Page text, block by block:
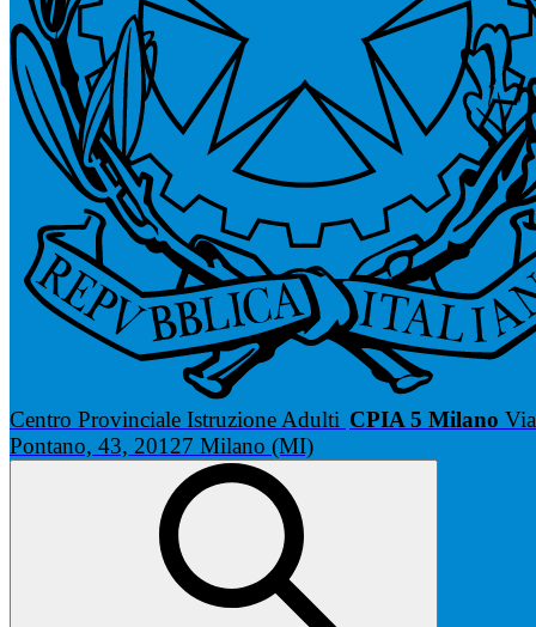
Centro Provinciale Istruzione Adulti CPIA 5 Milano Via
Pontano, 43, 20127 Milano (MI)